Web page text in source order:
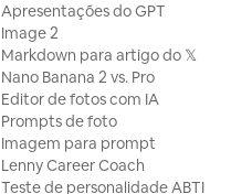
Apresentações do GPT
Image 2
Markdown para artigo do 𝕏
Nano Banana 2 vs. Pro
Editor de fotos com IA
Prompts de foto
Imagem para prompt
Lenny Career Coach
Teste de personalidade ABTI